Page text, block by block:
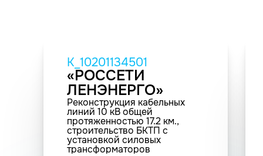
K_10201134501
«РОССЕТИ
ЛЕНЭНЕРГО»
Реконструкция кабельных
линий 10 кВ общей
протяженностью 17.2 км.,
строительство БКТП с
установкой силовых
трансформаторов